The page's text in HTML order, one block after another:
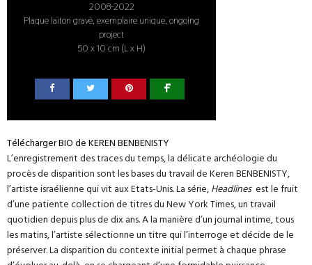
2008-2022
Plaque laiton gravé, exemplaire unique, ongoing
project
50 x 10 cm (L x H)
Télécharger BIO de KEREN BENBENISTY
L’enregistrement des traces du temps, la délicate archéologie du
procès de disparition sont les bases du travail de Keren BENBENISTY,
l’artiste israélienne qui vit aux Etats-Unis. La série,Headlinesest le fruit
d’une patiente collection de titres du New York Times, un travail
quotidien depuis plus de dix ans. A la manière d’un journal intime, tous
les matins, l’artiste sélectionne un titre qui l’interroge et décide de le
préserver. La disparition du contexte initial permet à chaque phrase